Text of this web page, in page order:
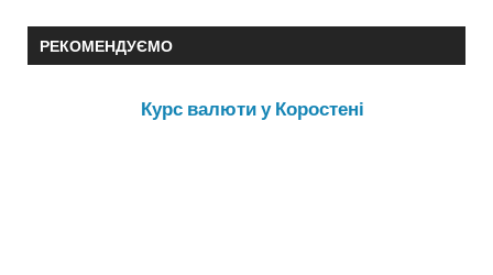
РЕКОМЕНДУЄМО
Курс валюти у Коростені